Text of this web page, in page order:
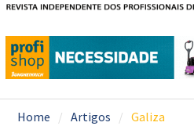
Home Artigos Galiza